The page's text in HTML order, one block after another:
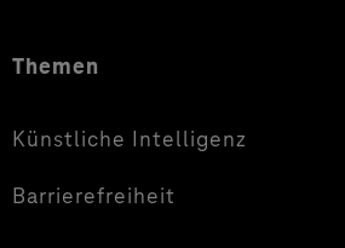
Themen
Künstliche Intelligenz
Barrierefreiheit